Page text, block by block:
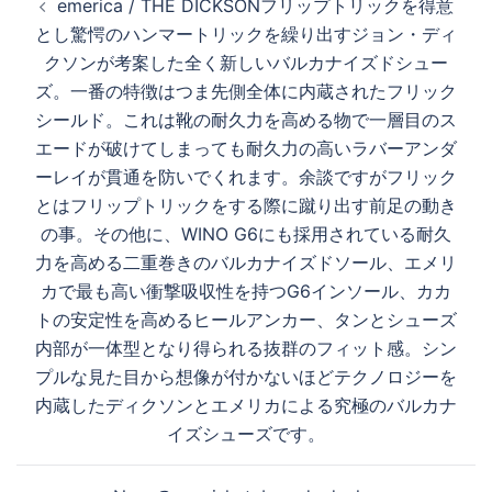
稿
ナ
ビ
ゲ
ー
シ
ョ
ン
emerica / THE DICKSON フリップトリックを得意
とし驚愕のハンマートリックを繰り出すジョン・ディ
クソンが考案した全く新しいバルカナイズドシュー
ズ。一番の特徴はつま先側全体に内蔵されたフリック
シールド。これは靴の耐久力を高める物で一層目のス
エードが破けてしまっても耐久力の高いラバーアンダ
ーレイが貫通を防いでくれます。余談ですがフリック
とはフリップトリックをする際に蹴り出す前足の動き
の事。その他に、WINO G6にも採用されている耐久
力を高める二重巻きのバルカナイズドソール、エメリ
カで最も高い衝撃吸収性を持つG6インソール、カカ
トの安定性を高めるヒールアンカー、タンとシューズ
内部が一体型となり得られる抜群のフィット感。シン
プルな見た目から想像が付かないほどテクノロジーを
内蔵したディクソンとエメリカによる究極のバルカナ
イズシューズです。